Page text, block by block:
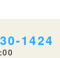
1424